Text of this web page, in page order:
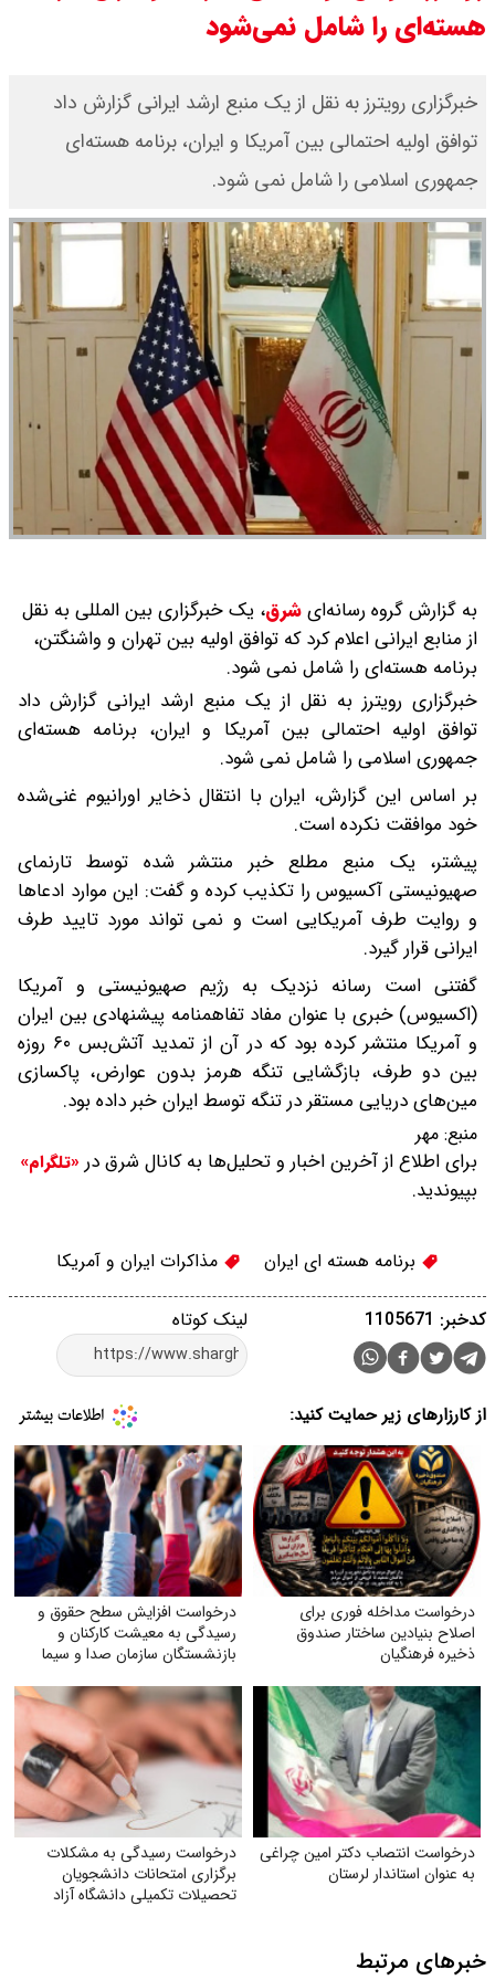
مرداد ۱۴۰۵ / هر دینار چند؟ + جدول
قیمت دلار توافقی امروز دوشنبه ۱۹
مرداد ۱۴۰۵ اعلام شد/ دلار در قله
تاریخی
مرداد ۱۴۰۵ / قیمت سکه امامی چند؟
+ جدول
هسته‌ای را شامل نمی‌شود
خبرگزاری رویترز به نقل از یک منبع ارشد ایرانی گزارش داد
توافق اولیه احتمالی بین آمریکا و ایران، برنامه هسته‌ای
جمهوری اسلامی را شامل نمی شود.
به گزارش گروه رسانه‌ایشرق، یک خبرگزاری بین المللی به نقل
از منابع ایرانی اعلام کرد که توافق اولیه بین تهران و واشنگتن،
برنامه هسته‌ای را شامل نمی شود.
خبرگزاری رویترز به نقل از یک منبع ارشد ایرانی گزارش داد
توافق اولیه احتمالی بین آمریکا و ایران، برنامه هسته‌ای
جمهوری اسلامی را شامل نمی شود.
بر اساس این گزارش، ایران با انتقال ذخایر اورانیوم غنی‌شده
خود موافقت نکرده است.
پیشتر، یک منبع مطلع خبر منتشر شده توسط تارنمای
صهیونیستی آکسیوس را تکذیب کرده و گفت: این موارد ادعاها
و روایت طرف آمریکایی است و نمی تواند مورد تایید طرف
ایرانی قرار گیرد.
گفتنی است رسانه نزدیک‌ به رژیم صهیونیستی و آمریکا
(اکسیوس) خبری با عنوان مفاد تفاهمنامه پیشنهادی بین ایران
و آمریکا منتشر کرده بود که در آن از تمدید آتش‌بس ۶۰ روزه
بین دو طرف، بازگشایی تنگه هرمز بدون عوارض، پاکسازی
مین‌های دریایی مستقر در تنگه توسط ایران خبر داده بود.
منبع: مهر
برای اطلاع از آخرین اخبار و تحلیل‌ها به کانال شرق در «تلگرام»
بپیوندید.
برنامه هسته ای ایران مذاکرات ایران و آمریکا
لینک کوتاه کدخبر: 1105671
از کارزارهای زیر حمایت کنید:
درخواست مداخله فوری برای
اصلاح بنیادین ساختار صندوق
ذخیره فرهنگیان
درخواست افزایش سطح حقوق و
رسیدگی به معیشت کارکنان و
بازنشستگان سازمان صدا و سیما
درخواست انتصاب دکتر امین چراغی
به عنوان استاندار لرستان
درخواست رسیدگی به مشکلات
برگزاری امتحانات دانشجویان
تحصیلات تکمیلی دانشگاه آزاد
خبرهای مرتبط